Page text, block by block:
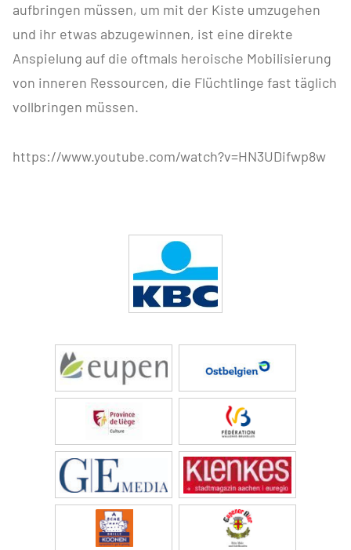
aufbringen müssen, um mit der Kiste umzugehen
und ihr etwas abzugewinnen, ist eine direkte
Anspielung auf die oftmals heroische Mobilisierung
von inneren Ressourcen, die Flüchtlinge fast täglich
vollbringen müssen.
https://www.youtube.com/watch?v=HN3UDifwp8w